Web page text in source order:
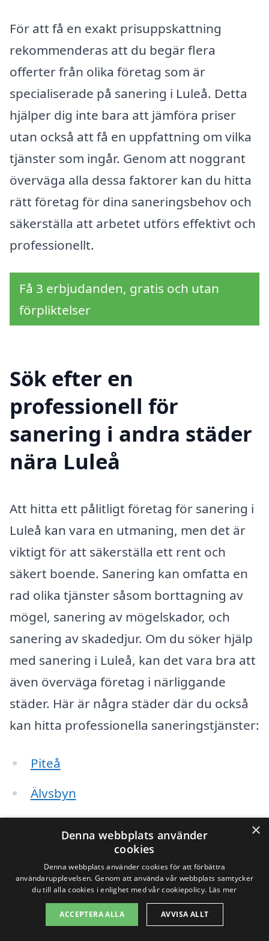
För att få en exakt prisuppskattning
rekommenderas att du begär flera
offerter från olika företag som är
specialiserade på sanering i Luleå. Detta
hjälper dig inte bara att jämföra priser
utan också att få en uppfattning om vilka
tjänster som ingår. Genom att noggrant
överväga alla dessa faktorer kan du hitta
rätt företag för dina saneringsbehov och
säkerställa att arbetet utförs effektivt och
professionellt.
Få 3 erbjudanden, gratis och utan
förpliktelser
Sök efter en
professionell för
sanering i andra städer
nära Luleå
Att hitta ett pålitligt företag för sanering i
Luleå kan vara en utmaning, men det är
viktigt för att säkerställa ett rent och
säkert boende. Sanering kan omfatta en
rad olika tjänster såsom borttagning av
mögel, sanering av mögelskador, och
sanering av skadedjur. Om du söker hjälp
med sanering i Luleå, kan det vara bra att
även överväga företag i närliggande
städer. Här är några städer där du också
kan hitta professionella saneringstjänster:
Piteå
Älvsbyn
Boden
Kalix
×
Denna webbplats använder
cookies
Denna webbplats använder cookies för att förbättra
användarupplevelsen. Genom att använda vår webbplats samtycker
du till alla cookies i enlighet med vår cookiepolicy. Läs mer
ACCEPTERA ALLA AVVISA ALLT